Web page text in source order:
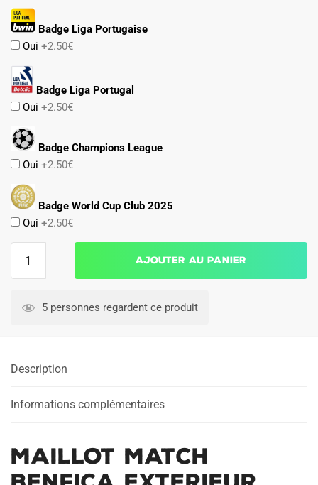
Badge Liga Portugaise
Oui +2.50€
Badge Liga Portugal
Oui +2.50€
Badge Champions League
Oui +2.50€
Badge World Cup Club 2025
Oui +2.50€
2025
Ajouter au panier
5 personnes regardent ce produit
Description
Informations complémentaires
Maillot Match